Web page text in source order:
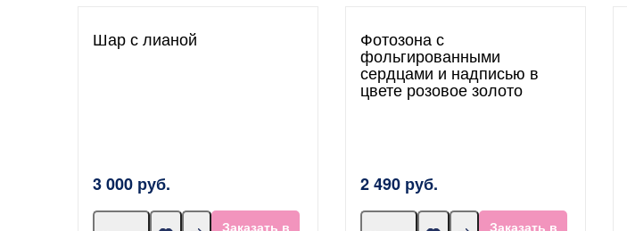
Шар с лианой
3 000 руб.
Заказать в
Фотозона с
фольгированными
сердцами и надписью в
цвете розовое золото
2 490 руб.
Заказать в